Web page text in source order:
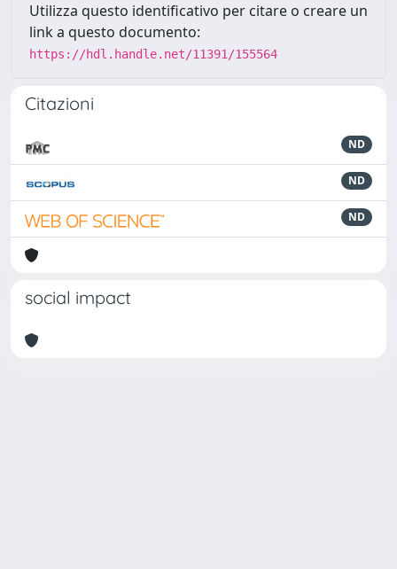
Utilizza questo identificativo per citare o creare un
link a questo documento:
https://hdl.handle.net/11391/155564
Citazioni
ND
ND
ND
social impact